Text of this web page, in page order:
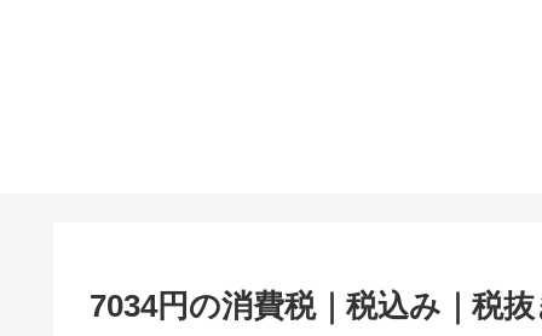
7034円の消費税｜税込み｜税